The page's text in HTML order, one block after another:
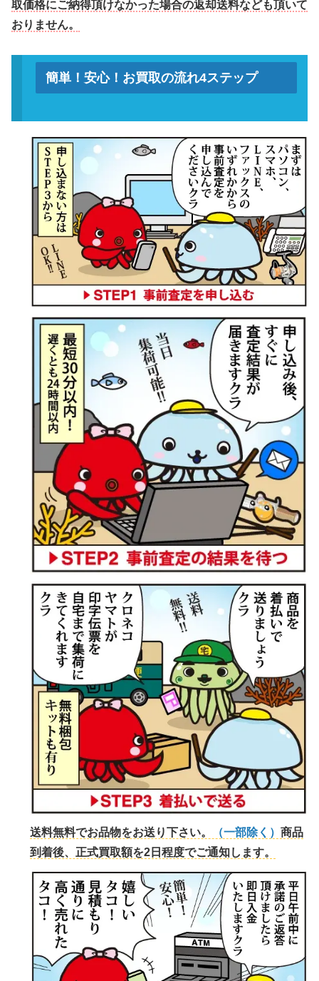
取価格にご納得頂けなかった場合の返却送料なども頂いて
おりません。
簡単！安心！お買取の流れ4ステップ
送料無料でお品物をお送り下さい。 （一部除く） 商品
到着後、正式買取額を2日程度でご通知します。